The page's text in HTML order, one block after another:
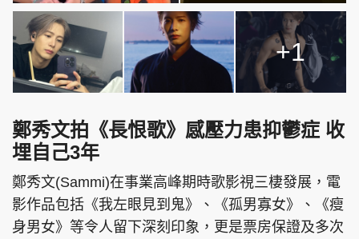
+1
鄭秀文拍《長恨歌》感壓力患抑鬱症 收
埋自己3年
鄭秀文(Sammi)在事業高峰期時歌影視三棲發展，電
影作品包括《我左眼見到鬼》、《孤男寡女》、《瘦
身男女》等令人留下深刻印象，更是票房保證及多次